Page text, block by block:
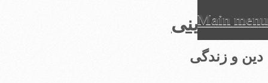
عرفان دینی
دین و زندگی
Main menu
to
content